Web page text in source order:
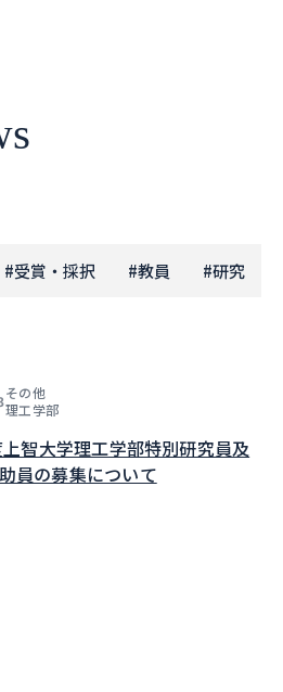
#受賞・採択 #教員 #研究
その他
理工学部
智大学理工学部特別研究員及
員の募集について